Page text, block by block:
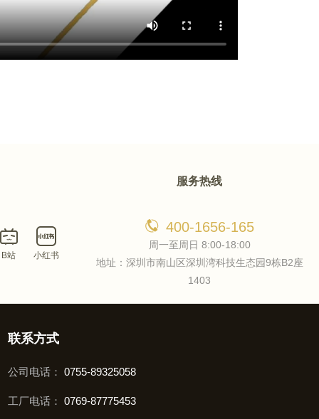
B站 小红书
服务热线
400-1656-165
周一至周日 8:00-18:00
地址：深圳市南山区深圳湾科技生态园9栋B2座
1403
联系方式
公司电话：0755-89325058
工厂电话：0769-87775453